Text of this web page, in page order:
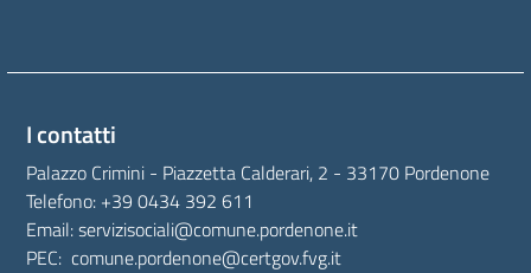
I contatti
Palazzo Crimini - Piazzetta Calderari, 2 - 33170 Pordenone
Telefono: +39 0434 392 611
Email:servizisociali@comune.pordenone.it
PEC: comune.pordenone@certgov.fvg.it